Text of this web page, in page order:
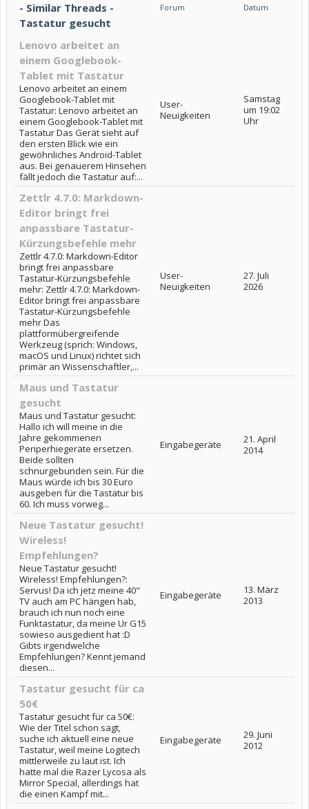
- Similar Threads -
Tastatur gesucht
Forum Datum
Lenovo arbeitet an
einem Googlebook-
Tablet mit Tastatur
Lenovo arbeitet an einem
Googlebook-Tablet mit
Tastatur: Lenovo arbeitet an
einem Googlebook-Tablet mit
Tastatur Das Gerät sieht auf
den ersten Blick wie ein
gewöhnliches Android-Tablet
aus. Bei genauerem Hinsehen
fällt jedoch die Tastatur auf:...
User-
Neuigkeiten
Samstag
um 19:02
Uhr
Zettlr 4.7.0: Markdown-
Editor bringt frei
anpassbare Tastatur-
Kürzungsbefehle mehr
Zettlr 4.7.0: Markdown-Editor
bringt frei anpassbare
Tastatur-Kürzungsbefehle
mehr: Zettlr 4.7.0: Markdown-
Editor bringt frei anpassbare
Tastatur-Kürzungsbefehle
mehr Das
plattformübergreifende
Werkzeug (sprich: Windows,
macOS und Linux) richtet sich
primär an Wissenschaftler,...
User-
Neuigkeiten
27. Juli
2026
Maus und Tastatur
gesucht
Maus und Tastatur gesucht:
Hallo ich will meine in die
Jahre gekommenen
Periperhiegeräte ersetzen.
Beide sollten
schnurgebunden sein. Für die
Maus würde ich bis 30 Euro
ausgeben für die Tastatur bis
60. Ich muss vorweg...
Eingabegeräte
21. April
2014
Neue Tastatur gesucht!
Wireless!
Empfehlungen?
Neue Tastatur gesucht!
Wireless! Empfehlungen?:
Servus! Da ich jetz meine 40"
TV auch am PC hängen hab,
brauch ich nun noch eine
Funktastatur, da meine Ur G15
sowieso ausgedient hat :D
Gibts irgendwelche
Empfehlungen? Kennt jemand
diesen...
Eingabegeräte
13. März
2013
Tastatur gesucht für ca
50€
Tastatur gesucht für ca 50€:
Wie der Titel schon sagt,
suche ich aktuell eine neue
Tastatur, weil meine Logitech
mittlerweile zu laut ist. Ich
hatte mal die Razer Lycosa als
Mirror Special, allerdings hat
die einen Kampf mit...
Eingabegeräte
29. Juni
2012